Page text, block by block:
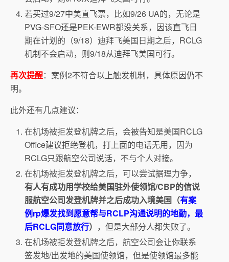
若买过9/27中美直飞票，比如9/26 UA的，无论是
PVG-SFO还是PEK-EWR都没关系，因该直飞日
期在计划的（9/18）迪拜飞美国日期之后，RCLG
机制不会启动，则9/18从迪拜飞美国可行。
再次提醒：案例2不符合以上触发机制，具体原因仍不
明。
此外还有几点建议：
在机场被拒发登机牌之后，会被告知是美国RCLG
Office建议拒绝登机，打上面的电话无用，因为
RCLG只跟航空公司说话，不与个人对接。
在机场被拒发登机牌之后，可以尝试据理力争，
有人有成功用学校给美国驻外使领馆/CBP的信说
服航空公司发登机牌并之后成功入境美国（有案
例rp爆发找到愿意帮与RCLP沟通说明的地勤，最
后RCLG同意放行） ，但是大部分人都失败了。
在机场被拒发登机牌之后，航空公司会让你联系
签发地/出发地的美国使领馆，但是使领馆最多能